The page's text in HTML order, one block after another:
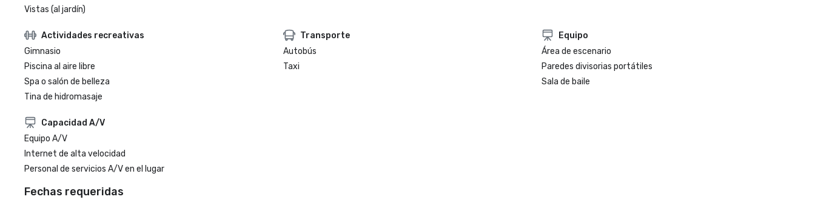
Vistas (al jardín)
Actividades recreativas
Gimnasio
Piscina al aire libre
Spa o salón de belleza
Tina de hidromasaje
Transporte
Autobús
Taxi
Equipo
Área de escenario
Paredes divisorias portátiles
Sala de baile
Capacidad A/V
Equipo A/V
Internet de alta velocidad
Personal de servicios A/V en el lugar
Fechas requeridas